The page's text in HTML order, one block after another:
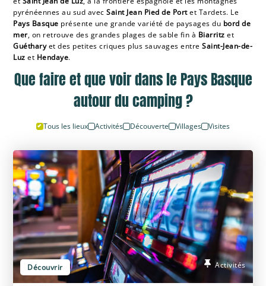
pyrénéennes au sud avecSaint Jean Pied de Portet Tardets. Le
Pays Basque présente une grande variété de paysages du bord de
mer, on retrouve des grandes plages de sable fin à Biarritzet
Guétharyet des petites criques plus sauvages entre Saint-Jean-de-
Luz et Hendaye.
Que faire et que voir dans le Pays Basque
autour du camping ?
Tous les lieux Activités Découverte Villages Visites
Découvrir Activités